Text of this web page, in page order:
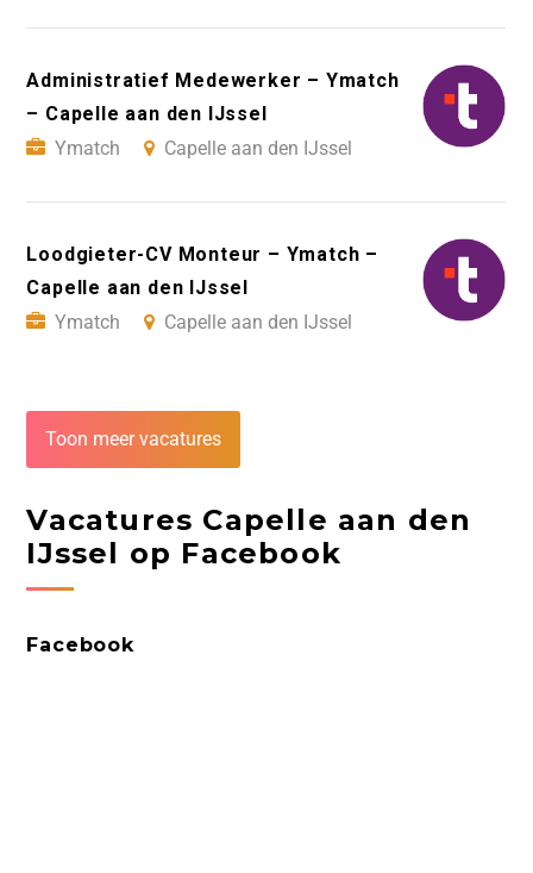
Administratief Medewerker – Ymatch
– Capelle aan den IJssel
Ymatch
Capelle aan den IJssel
Loodgieter-CV Monteur – Ymatch –
Capelle aan den IJssel
Ymatch
Capelle aan den IJssel
Toon meer vacatures
Vacatures Capelle aan den
IJssel op Facebook
Facebook